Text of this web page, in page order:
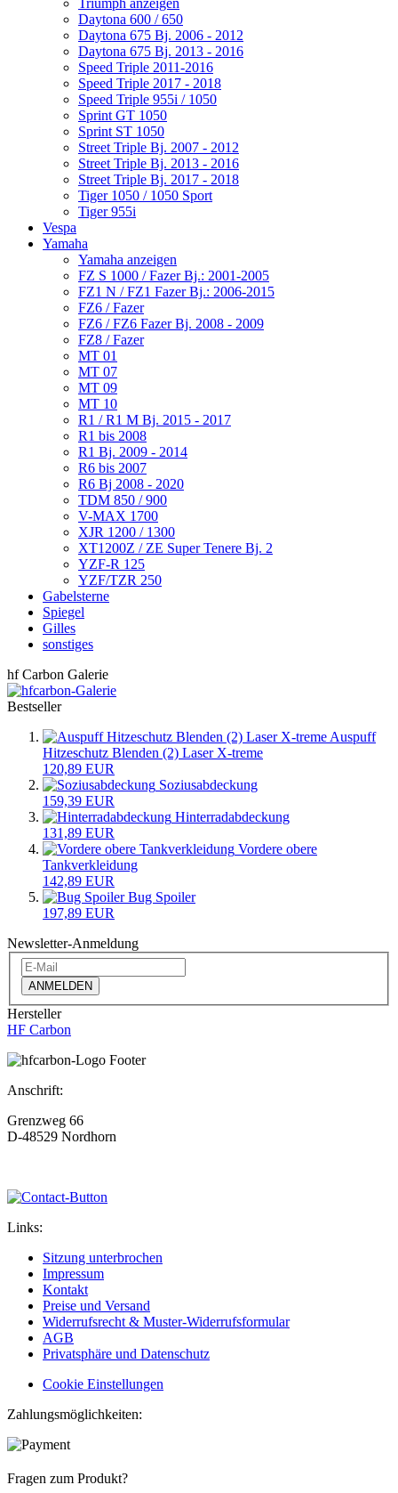
Daytona 600 / 650
Daytona 675 Bj. 2006 - 2012
Daytona 675 Bj. 2013 - 2016
Speed Triple 2011-2016
Speed Triple 2017 - 2018
Speed Triple 955i / 1050
Sprint GT 1050
Sprint ST 1050
Street Triple Bj. 2007 - 2012
Street Triple Bj. 2013 - 2016
Street Triple Bj. 2017 - 2018
Tiger 1050 / 1050 Sport
Tiger 955i
Vespa
Yamaha
Yamaha anzeigen
FZ S 1000 / Fazer Bj.: 2001-2005
FZ1 N / FZ1 Fazer Bj.: 2006-2015
FZ6 / Fazer
FZ6 / FZ6 Fazer Bj. 2008 - 2009
FZ8 / Fazer
MT 01
MT 07
MT 09
MT 10
R1 / R1 M Bj. 2015 - 2017
R1 bis 2008
R1 Bj. 2009 - 2014
R6 bis 2007
R6 Bj 2008 - 2020
TDM 850 / 900
V-MAX 1700
XJR 1200 / 1300
XT1200Z / ZE Super Tenere Bj. 2
YZF-R 125
YZF/TZR 250
Gabelsterne
Spiegel
Gilles
sonstiges
hf Carbon Galerie
Bestseller
Auspuff
Hitzeschutz Blenden (2) Laser X-treme
120,89 EUR
Soziusabdeckung
159,39 EUR
Hinterradabdeckung
131,89 EUR
Vordere obere
Tankverkleidung
142,89 EUR
Bug Spoiler
197,89 EUR
Newsletter-Anmeldung
ANMELDEN
Hersteller
HF Carbon
Anschrift:
Grenzweg 66
D-48529 Nordhorn
Links:
Sitzung unterbrochen
Impressum
Kontakt
Preise und Versand
Widerrufsrecht & Muster-Widerrufsformular
AGB
Privatsphäre und Datenschutz
Cookie Einstellungen
Zahlungsmöglichkeiten:
Fragen zum Produkt?